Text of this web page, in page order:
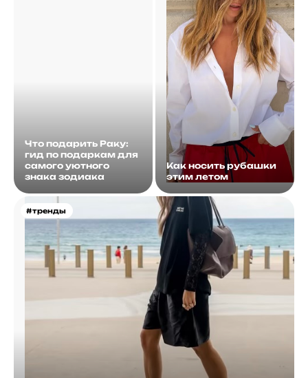
Что подарить Раку:
гид по подаркам для
самого уютного
знака зодиака
Как носить рубашки
этим летом
#тренды